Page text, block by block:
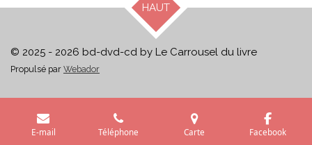
HAUT
© 2025 - 2026 bd-dvd-cd by Le Carrousel du livre
Propulsé par Webador
E-mail Téléphone Carte Facebook